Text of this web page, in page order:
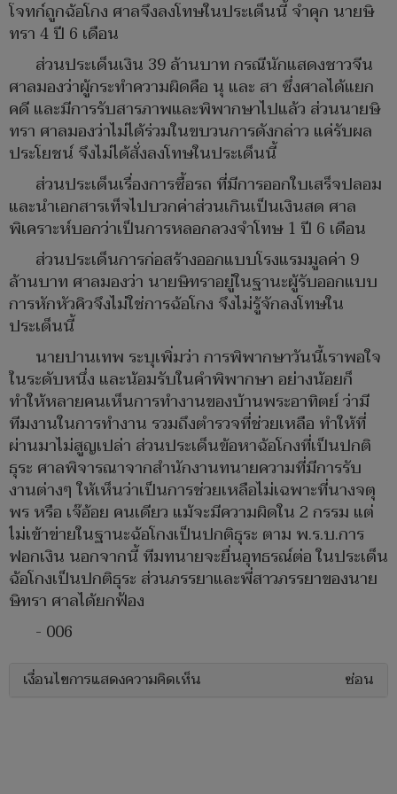
โจทก์ถูกฉ้อโกง ศาลจึงลงโทษในประเด็นนี้ จำคุก นายษิ
ทรา 4 ปี 6 เดือน
ส่วนประเด็นเงิน 39 ล้านบาท กรณีนักแสดงชาวจีน
ศาลมองว่าผู้กระทำความผิดคือ นุ และ สา ซึ่งศาลได้แยก
คดี และมีการรับสารภาพและพิพากษาไปแล้ว ส่วนนายษิ
ทรา ศาลมองว่าไม่ได้ร่วมในขบวนการดังกล่าว แค่รับผล
ประโยชน์ จึงไม่ได้สั่งลงโทษในประเด็นนี้
ส่วนประเด็นเรื่องการซื้อรถ ที่มีการออกใบเสร็จปลอม
และนําเอกสารเท็จไปบวกค่าส่วนเกินเป็นเงินสด ศาล
พิเคราะห์บอกว่าเป็นการหลอกลวงจำโทษ 1 ปี 6 เดือน
ส่วนประเด็นการก่อสร้างออกแบบโรงแรมมูลค่า 9
ล้านบาท ศาลมองว่า นายษิทราอยู่ในฐานะผู้รับออกแบบ
การหักหัวคิวจึงไม่ใช่การฉ้อโกง จึงไม่รู้จักลงโทษใน
ประเด็นนี้
นายปานเทพ ระบุเพิ่มว่า การพิพากษาวันนี้เราพอใจ
ในระดับหนึ่ง และน้อมรับในคำพิพากษา อย่างน้อยก็
ทำให้หลายคนเห็นการทำงานของบ้านพระอาทิตย์ ว่ามี
ทีมงานในการทำงาน รวมถึงตำรวจที่ช่วยเหลือ ทำให้ที่
ผ่านมาไม่สูญเปล่า ส่วนประเด็นข้อหาฉ้อโกงที่เป็นปกติ
ธุระ ศาลพิจารณาจากสํานักงานทนายความที่มีการรับ
งานต่างๆ ให้เห็นว่าเป็นการช่วยเหลือไม่เฉพาะที่นางจตุ
พร หรือ เจ๊อ้อย คนเดียว แม้จะมีความผิดใน 2 กรรม แต่
ไม่เข้าข่ายในฐานะฉ้อโกงเป็นปกติธุระ ตาม พ.ร.บ.การ
ฟอกเงิน นอกจากนี้ ทีมทนายจะยื่นอุทธรณ์ต่อ ในประเด็น
ฉ้อโกงเป็นปกติธุระ ส่วนภรรยาและพี่สาวภรรยาของนาย
ษิทรา ศาลได้ยกฟ้อง
- 006
เงื่อนไขการแสดงความคิดเห็น ซ่อน